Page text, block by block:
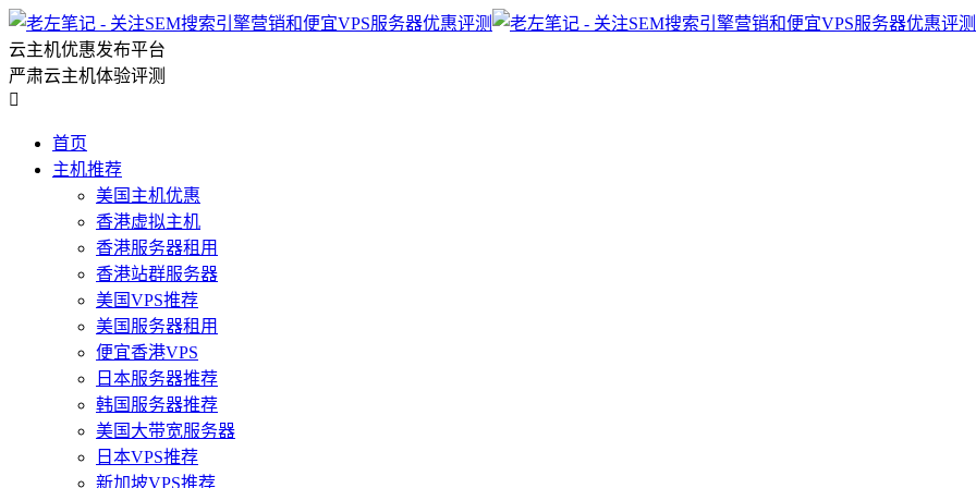
云主机优惠发布平台
严肃云主机体验评测

首页
主机推荐
美国主机优惠
香港虚拟主机
香港服务器租用
香港站群服务器
美国VPS推荐
美国服务器租用
便宜香港VPS
日本服务器推荐
韩国服务器推荐
美国大带宽服务器
日本VPS推荐
新加坡VPS推荐